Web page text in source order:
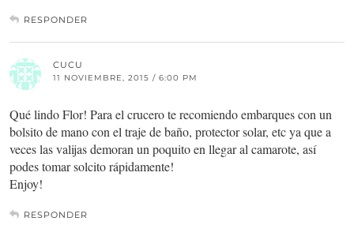
RESPONDER
CUCU
11 NOVIEMBRE, 2015 / 6:00 PM
Qué lindo Flor! Para el crucero te recomiendo embarques con un
bolsito de mano con el traje de baño, protector solar, etc ya que a
veces las valijas demoran un poquito en llegar al camarote, así
podes tomar solcito rápidamente!
Enjoy!
RESPONDER